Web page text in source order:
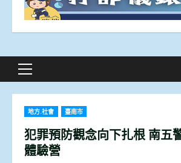
Primary
地方.社會 臺南市
犯罪預防觀念向下扎根 南五
體驗營